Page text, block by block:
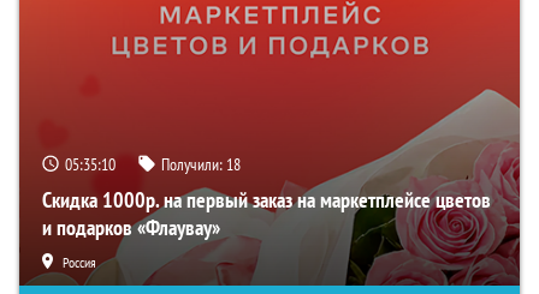
05:35:10 Получили: 18
Скидка 1000р. на первый заказ на маркетплейсе цветов
и подарков «Флаувау»
Россия